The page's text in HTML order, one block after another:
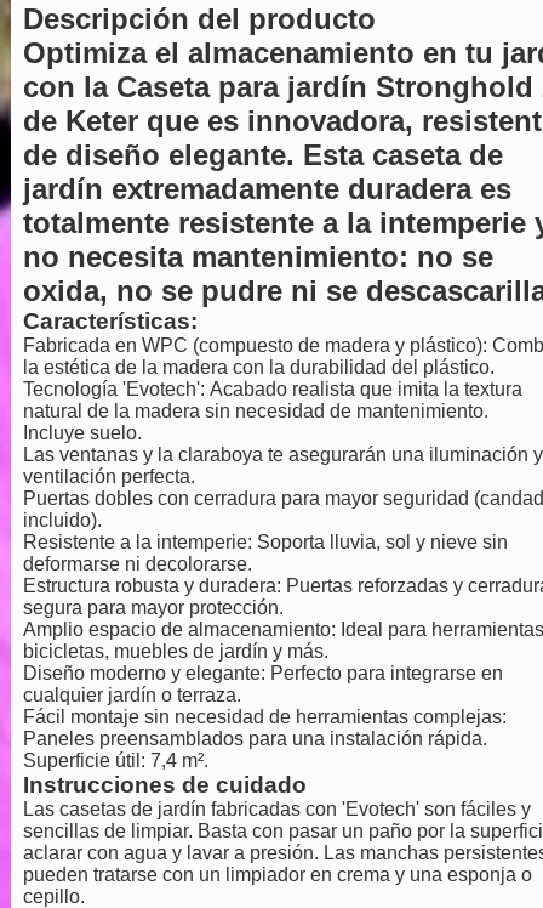
Descripción del producto
Optimiza el almacenamiento en tu
con la Caseta para jardín Stronghold
de Keter que es innovadora,
de diseño elegante. Esta caseta de
jardín extremadamente duradera es
totalmente resistente a la intemperie
no necesita mantenimiento: no se
oxida, no se pudre ni se
Características:
Fabricada en WPC (compuesto de madera y plástico):
la estética de la madera con la durabilidad del plástico.
Tecnología 'Evotech': Acabado realista que imita la textura
natural de la madera sin necesidad de mantenimiento.
Incluye suelo.
Las ventanas y la claraboya te asegurarán una iluminación y
ventilación perfecta.
Puertas dobles con cerradura para mayor seguridad
incluido).
Resistente a la intemperie: Soporta lluvia, sol y nieve sin
deformarse ni decolorarse.
Estructura robusta y duradera: Puertas reforzadas y
segura para mayor protección.
Amplio espacio de almacenamiento: Ideal para
bicicletas, muebles de jardín y más.
Diseño moderno y elegante: Perfecto para integrarse en
cualquier jardín o terraza.
Fácil montaje sin necesidad de herramientas complejas:
Paneles preensamblados para una instalación rápida.
Superficie útil: 7,4 m².
Instrucciones de cuidado
Las casetas de jardín fabricadas con 'Evotech' son fáciles y
sencillas de limpiar. Basta con pasar un paño por la
aclarar con agua y lavar a presión. Las manchas
pueden tratarse con un limpiador en crema y una esponja o
cepillo.